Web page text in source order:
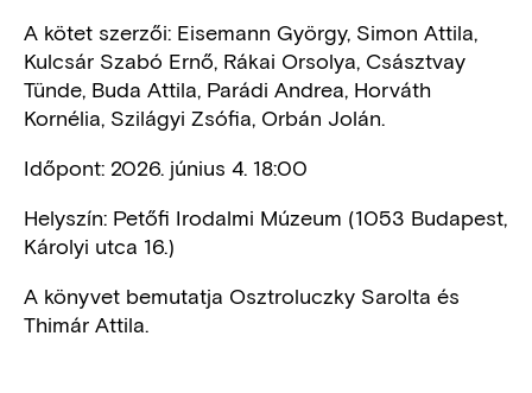
A kötet szerzői: Eisemann György, Simon Attila,
Kulcsár Szabó Ernő, Rákai Orsolya, Császtvay
Tünde, Buda Attila, Parádi Andrea, Horváth
Kornélia, Szilágyi Zsófia, Orbán Jolán.
Időpont: 2026. június 4. 18:00
Helyszín: Petőfi Irodalmi Múzeum (1053 Budapest,
Károlyi utca 16.)
A könyvet bemutatja Osztroluczky Sarolta és
Thimár Attila.